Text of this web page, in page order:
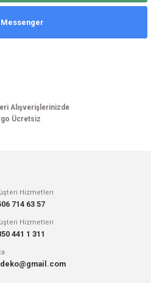
görüntülenemiyor.
Messenger
Alışverişlerinizde
Ücretsiz
Hizmetleri
714 63 57
Hizmetleri
441 1 311